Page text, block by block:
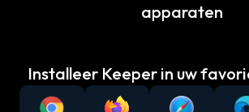
apparaten
Installeer Keeper in uw